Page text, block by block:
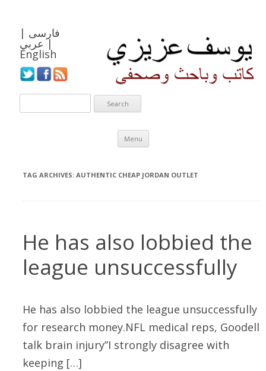
فارسی |
عربي |
English
Menu
Skip to content
TAG ARCHIVES: AUTHENTIC CHEAP JORDAN OUTLET
He has also lobbied the
league unsuccessfully
He has also lobbied the league unsuccessfully
for research money.NFL medical reps, Goodell
talk brain injury”I strongly disagree with
keeping […]